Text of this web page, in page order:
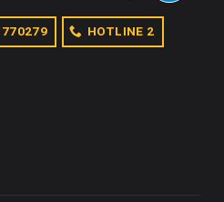
HOTLINE 2